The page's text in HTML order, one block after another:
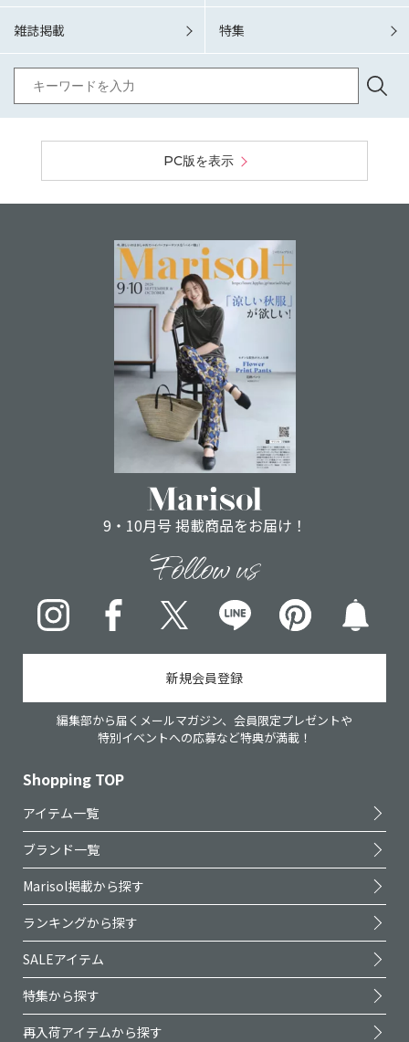
雑誌掲載 特集
PC版を表示
9・10月号 掲載商品をお届け！
Follow us
InstagramFacebookX LINE pinterest
新規会員登録
編集部から届くメールマガジン、会員限定プレゼントや
特別イベントへの応募など特典が満載！
Shopping TOP
アイテム一覧
ブランド一覧
Marisol掲載から探す
ランキングから探す
SALEアイテム
特集から探す
再入荷アイテムから探す